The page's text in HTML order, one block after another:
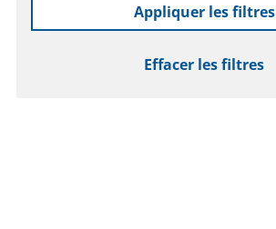
Appliquer les filtres
Effacer les filtres